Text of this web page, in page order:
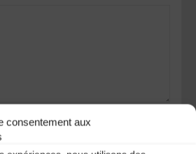
consentement aux